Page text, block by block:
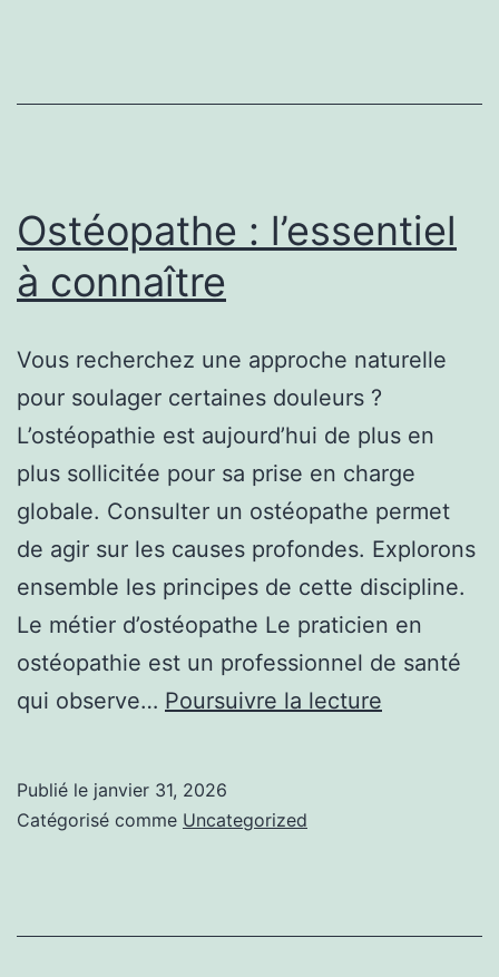
Ostéopathe : l’essentiel
à connaître
Vous recherchez une approche naturelle
pour soulager certaines douleurs ?
L’ostéopathie est aujourd’hui de plus en
plus sollicitée pour sa prise en charge
globale. Consulter un ostéopathe permet
de agir sur les causes profondes. Explorons
ensemble les principes de cette discipline.
Le métier d’ostéopathe Le praticien en
ostéopathie est un professionnel de santé
qui observe… Poursuivre la lecture
Publié le janvier 31, 2026
Catégorisé comme Uncategorized